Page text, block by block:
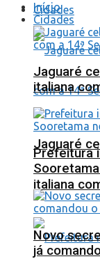
Cidades
Jaguaré
italiana
Início
Cidades
Jaguaré
italiana
Prefeitura
Novo
já